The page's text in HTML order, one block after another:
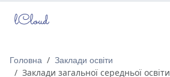
lCloud
Головна Заклади освіти
Заклади загальної середньої освіти